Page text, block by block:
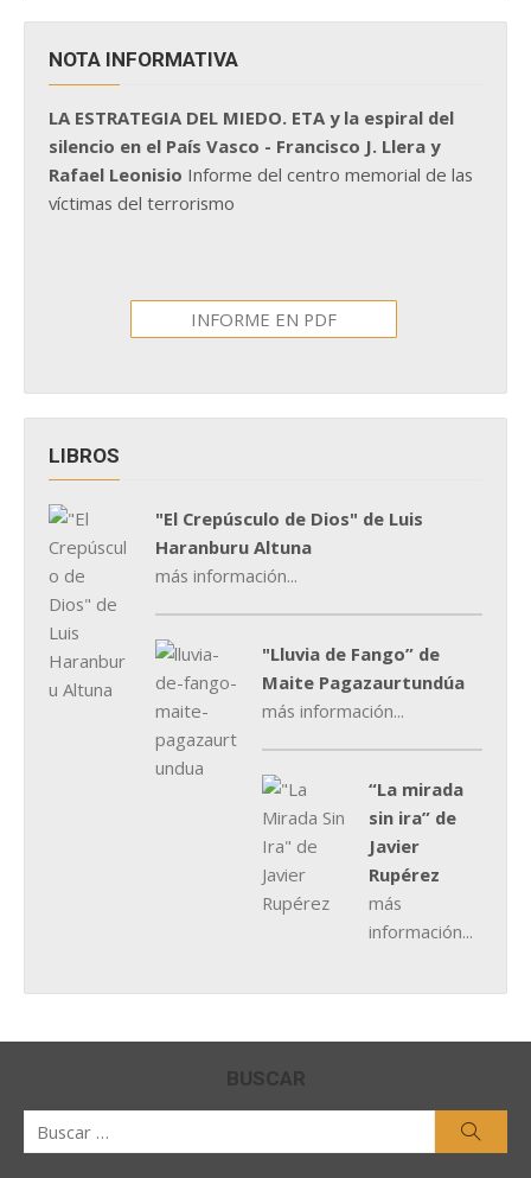
NOTA INFORMATIVA
LA ESTRATEGIA DEL MIEDO. ETA y la espiral del
silencio en el País Vasco - Francisco J. Llera y
Rafael Leonisio Informe del centro memorial de las
víctimas del terrorismo
INFORME EN PDF
LIBROS
"El Crepúsculo de Dios" de Luis
Haranburu Altuna
más información...
"Lluvia de Fango” de
Maite Pagazaurtundúa
más información...
“La mirada
sin ira” de
Javier
Rupérez
más
información...
BUSCAR